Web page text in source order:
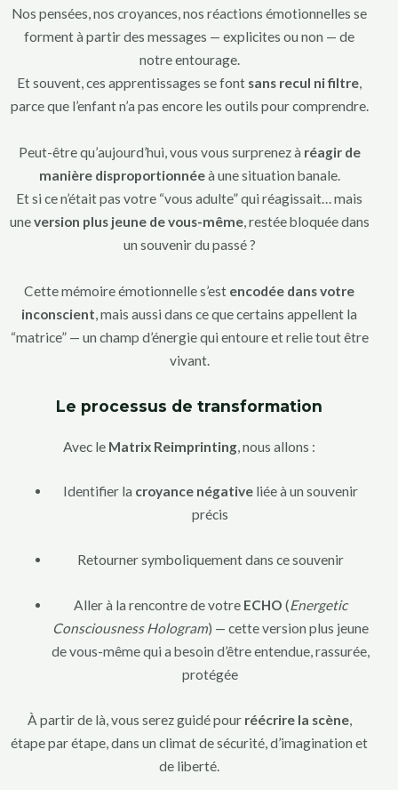
Nos pensées, nos croyances, nos réactions émotionnelles se
forment à partir des messages — explicites ou non — de
notre entourage.
Et souvent, ces apprentissages se font sans recul ni filtre,
parce que l’enfant n’a pas encore les outils pour comprendre.
Peut-être qu’aujourd’hui, vous vous surprenez à réagir de
manière disproportionnéeà une situation banale.
Et si ce n’était pas votre “vous adulte” qui réagissait… mais
uneversion plus jeune de vous-même, restée bloquée dans
un souvenir du passé ?
Cette mémoire émotionnelle s’est encodée dans votre
inconscient, mais aussi dans ce que certains appellent la
“matrice” — un champ d’énergie qui entoure et relie tout être
vivant.
Le processus de transformation
Avec le Matrix Reimprinting, nous allons :
Identifier la croyance négativeliée à un souvenir
précis
Retourner symboliquement dans ce souvenir
Aller à la rencontre de votre ECHO (Energetic
Consciousness Hologram) — cette version plus jeune
de vous-même qui a besoin d’être entendue, rassurée,
protégée
À partir de là, vous serez guidé pour réécrire la scène,
étape par étape, dans un climat de sécurité, d’imagination et
de liberté.